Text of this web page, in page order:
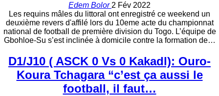
Edem Bolor 2 Fév 2022
Les requins mâles du littoral ont enregistré ce weekend un
deuxième revers d'affilé lors du 10eme acte du championnat
national de football de première division du Togo. L’équipe de
Gbohloe-Su s’est inclinée à domicile contre la formation de…
D1/J10 ( ASCK 0 Vs 0 Kakadl): Ouro-
Koura Tchagara “c’est ça aussi le
football, il faut…